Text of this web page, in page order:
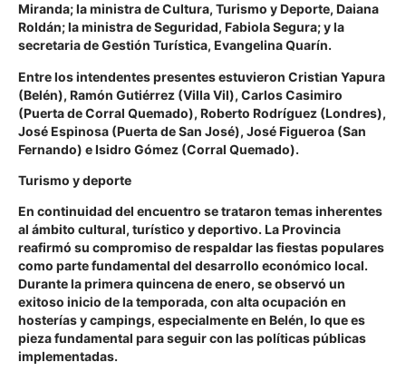
Miranda; la ministra de Cultura, Turismo y Deporte, Daiana
Roldán; la ministra de Seguridad, Fabiola Segura; y la
secretaria de Gestión Turística, Evangelina Quarín.
Entre los intendentes presentes estuvieron Cristian Yapura
(Belén), Ramón Gutiérrez (Villa Vil), Carlos Casimiro
(Puerta de Corral Quemado), Roberto Rodríguez (Londres),
José Espinosa (Puerta de San José), José Figueroa (San
Fernando) e Isidro Gómez (Corral Quemado).
Turismo y deporte
En continuidad del encuentro se trataron temas inherentes
al ámbito cultural, turístico y deportivo. La Provincia
reafirmó su compromiso de respaldar las fiestas populares
como parte fundamental del desarrollo económico local.
Durante la primera quincena de enero, se observó un
exitoso inicio de la temporada, con alta ocupación en
hosterías y campings, especialmente en Belén, lo que es
pieza fundamental para seguir con las políticas públicas
implementadas.